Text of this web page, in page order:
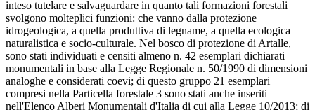
inteso tutelare e salvaguardare in quanto tali formazioni forestali
svolgono molteplici funzioni: che vanno dalla protezione
idrogeologica, a quella produttiva di legname, a quella ecologica
naturalistica e socio-culturale. Nel bosco di protezione di Artalle,
sono stati individuati e censiti almeno n. 42 esemplari dichiarati
monumentali in base alla Legge Regionale n. 50/1990 di dimensioni
analoghe e considerati coevi; di questo gruppo 21 esemplari
compresi nella Particella forestale 3 sono stati anche inseriti
nell'Elenco Alberi Monumentali d'Italia di cui alla Legge 10/2013; di